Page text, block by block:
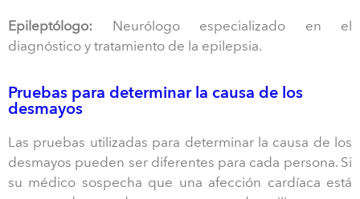
Epileptólogo: Neurólogo especializado en el
diagnóstico y tratamiento de la epilepsia.
Pruebas para determinar la causa de los
desmayos
Las pruebas utilizadas para determinar la causa de los
desmayos pueden ser diferentes para cada persona. Si
su médico sospecha que una afección cardíaca está